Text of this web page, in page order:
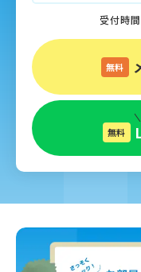
受付時
無料
無料